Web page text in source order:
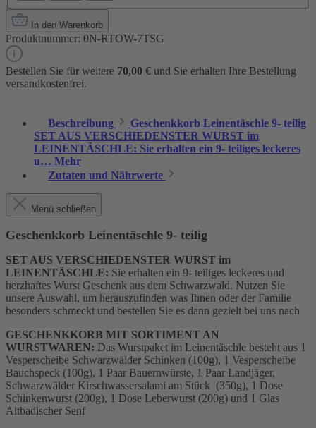
In den Warenkorb
Produktnummer: 0N-RTOW-7TSG
Bestellen Sie für weitere 70,00 € und Sie erhalten Ihre Bestellung
versandkostenfrei.
Beschreibung
Geschenkkorb Leinentäschle 9- teilig
SET AUS VERSCHIEDENSTER WURST im
LEINENTÄSCHLE: Sie erhalten ein 9- teiliges leckeres
u… Mehr
Zutaten und Nährwerte
Menü schließen
Geschenkkorb Leinentäschle 9- teilig
SET AUS VERSCHIEDENSTER WURST im
LEINENTÄSCHLE: Sie erhalten ein 9- teiliges leckeres und
herzhaftes Wurst Geschenk aus dem Schwarzwald. Nutzen Sie
unsere Auswahl, um herauszufinden was Ihnen oder der Familie
besonders schmeckt und bestellen Sie es dann gezielt bei uns nach
GESCHENKKORB MIT SORTIMENT AN
WURSTWAREN: Das Wurstpaket im Leinentäschle besteht aus 1
Vesperscheibe Schwarzwälder Schinken (100g), 1 Vesperscheibe
Bauchspeck (100g), 1 Paar Bauernwürste, 1 Paar Landjäger,
Schwarzwälder Kirschwassersalami am Stück (350g), 1 Dose
Schinkenwurst (200g), 1 Dose Leberwurst (200g) und 1 Glas
Altbadischer Senf